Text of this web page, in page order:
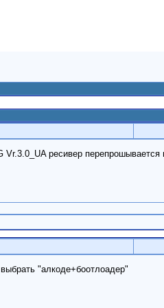
Vr.3.0_UA ресивер
"алкоде+боотлоадер"